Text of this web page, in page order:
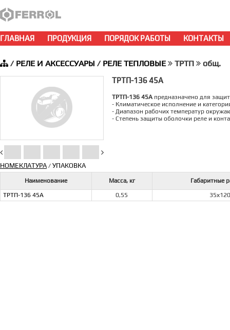
ГЛАВНАЯ ПРОДУКЦИЯ ПОРЯДОК РАБОТЫ КОНТАКТЫ
/ РЕЛЕ И АКСЕССУАРЫ / РЕЛЕ ТЕПЛОВЫЕ ТРТП общ.
ТРТП-136 45А
ТРТП-136 45А предназначено для
- Климатическое исполнение и
- Диапазон рабочих температур
- Степень защиты оболочки реле и
НОМЕКЛАТУРА/ УПАКОВКА
Наименование Масса, кг
Габаритные
ТРТП-136 45А
0,55